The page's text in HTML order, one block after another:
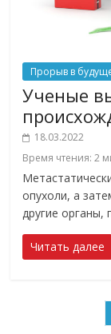
Прорыв в
Ученые
18.03.2022
Время чтения:2
опухоли, а
другие органы,
Читать далее